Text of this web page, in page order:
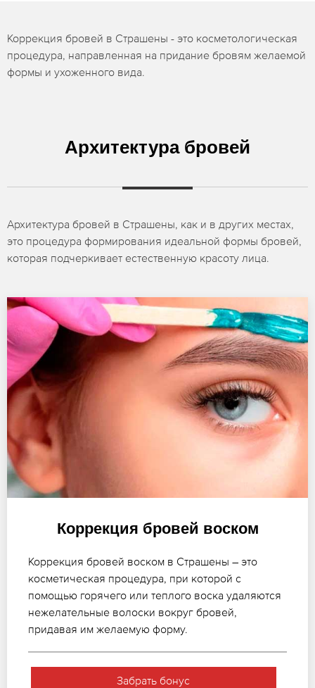
Коррекция бровей в Страшены - это косметологическая
процедура, направленная на придание бровям желаемой
формы и ухоженного вида.
Архитектура бровей
Архитектура бровей в Страшены, как и в других местах,
это процедура формирования идеальной формы бровей,
которая подчеркивает естественную красоту лица.
Коррекция бровей воском
Коррекция бровей воском в Страшены – это
косметическая процедура, при которой с
помощью горячего или теплого воска удаляются
нежелательные волоски вокруг бровей,
придавая им желаемую форму.
Забрать бонус